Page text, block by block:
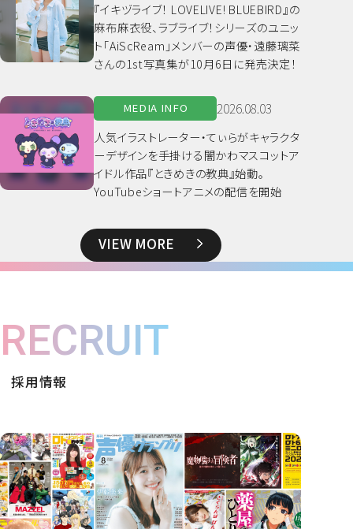
『イキヅライブ！ LOVELIVE! BLUEBIRD』の
麻布麻衣役、ラブライブ！シリーズのユニッ
ト「AiScReam」メンバーの声優・遠藤璃菜
さんの1st写真集が10月6日に発売決定！
MEDIA INFO 2026.08.03
人気イラストレーター・てぃらがキャラクタ
ーデザインを手掛ける闇かわマスコットア
イドル作品『ときめきの教典』始動。
YouTubeショートアニメの配信を開始
VIEW MORE
RECRUIT
採用情報